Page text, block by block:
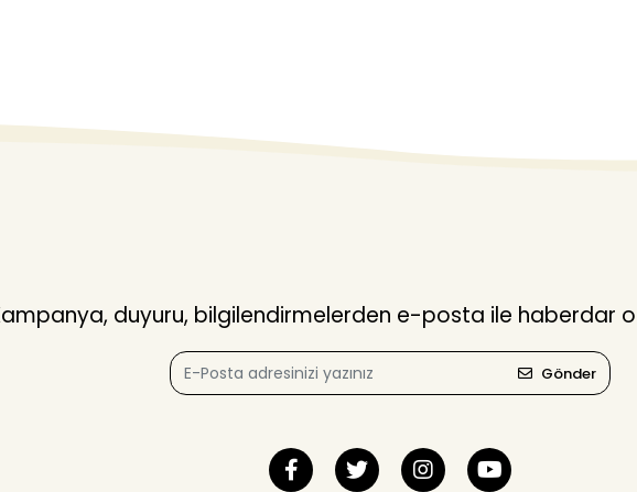
duyuru, bilgilendirmelerden e-posta ile haberdar
Gönder